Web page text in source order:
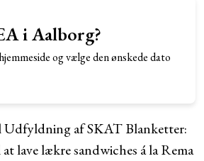
i Aalborg?
og vælge den ønskede dato
Udfyldning af SKAT Blanketter:
lave lækre sandwiches á la Rema